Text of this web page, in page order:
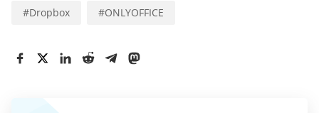
#Dropbox #ONLYOFFICE